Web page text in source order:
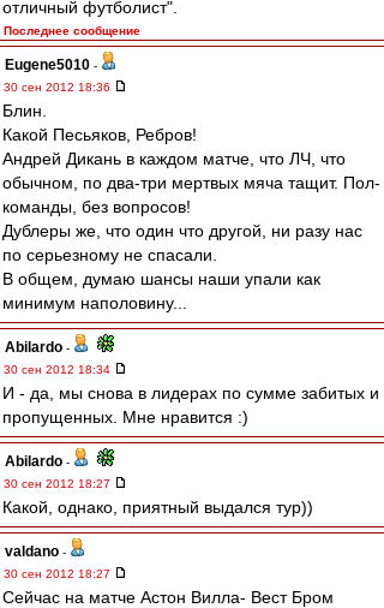
отличный футболист".
Последнее сообщение
Eugene5010 -
30 сен 2012 18:36
Блин.
Какой Песьяков, Ребров!
Андрей Дикань в каждом матче, что ЛЧ, что
обычном, по два-три мертвых мяча тащит. Пол-
команды, без вопросов!
Дублеры же, что один что другой, ни разу нас
по серьезному не спасали.
В общем, думаю шансы наши упали как
минимум наполовину...
Abilardo -
30 сен 2012 18:34
И - да, мы снова в лидерах по сумме забитых и
пропущенных. Мне нравится :)
Abilardo -
30 сен 2012 18:27
Какой, однако, приятный выдался тур))
valdano -
30 сен 2012 18:27
Сейчас на матче Астон Вилла- Вест Бром